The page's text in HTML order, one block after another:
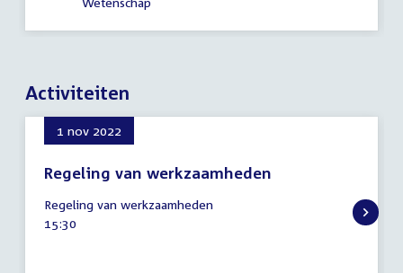
Activiteiten
1 nov 2022
Regeling van werkzaamheden
november
2022
Regeling van werkzaamheden
Tijd
15:30